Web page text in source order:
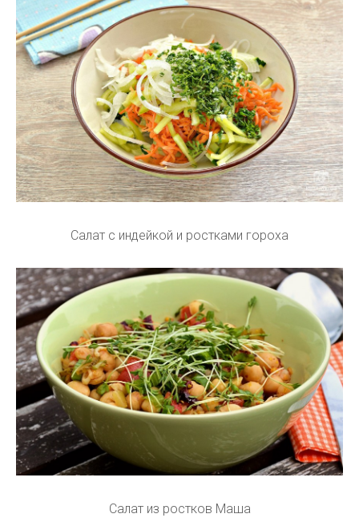
Салат с индейкой и ростками гороха
Салат из ростков Маша